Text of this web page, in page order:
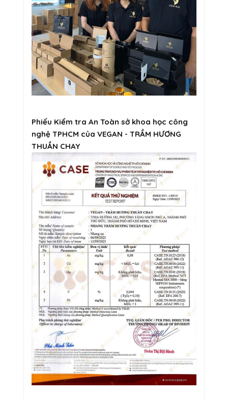
Phiếu Kiểm tra An Toàn sở khoa học công
nghệ TPHCM của VEGAN - TRẦM HƯƠNG
THUẦN CHAY